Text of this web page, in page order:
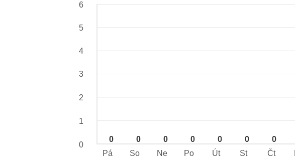
0 0 0 0 0 0 0
6
5
4
3
2
1
0
Pá
So Ne Po Út St Čt